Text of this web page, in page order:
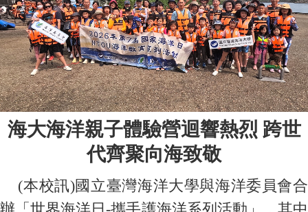
海大海洋親子體驗營迴響熱烈 跨世
代齊聚向海致敬
(本校訊)國立臺灣海洋大學與海洋委員會合